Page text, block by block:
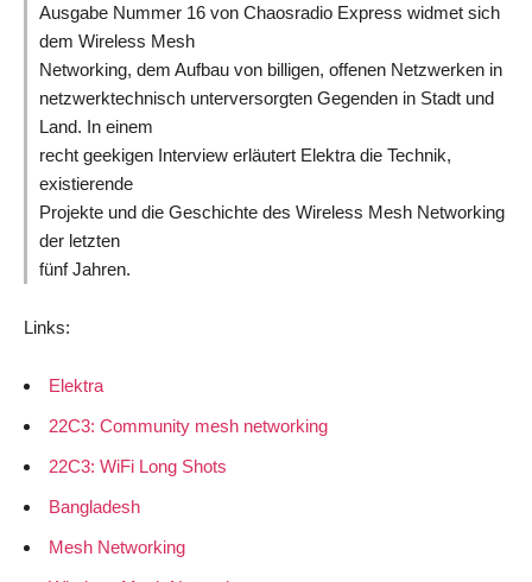
Ausgabe Nummer 16 von Chaosradio Express widmet sich
dem Wireless Mesh
Networking, dem Aufbau von billigen, offenen Netzwerken in
netzwerktechnisch unterversorgten Gegenden in Stadt und
Land. In einem
recht geekigen Interview erläutert Elektra die Technik,
existierende
Projekte und die Geschichte des Wireless Mesh Networking
der letzten
fünf Jahren.
Links:
Elektra
22C3: Community mesh networking
22C3: WiFi Long Shots
Bangladesh
Mesh Networking